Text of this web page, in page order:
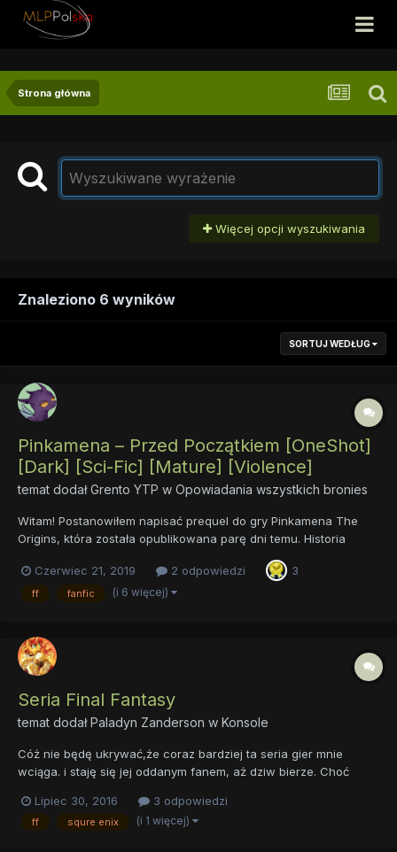
Strona główna
Więcej opcji wyszukiwania
Znaleziono 6 wyników
SORTUJ WEDŁUG
Pinkamena – Przed Początkiem [OneShot]
[Dark] [Sci-Fic] [Mature] [Violence]
temat dodałGrento YTP w Opowiadania wszystkich bronies
Witam! Postanowiłem napisać prequel do gry Pinkamena The
Origins, która została opublikowana parę dni temu. Historia
również o katastrofie, która zawisła nad Equestrią. Nasza
różowa klacz nie jest w stanie poradzi...
Czerwiec 21, 2019 2 odpowiedzi 3
ff fanfic (i 6 więcej)
Seria Final Fantasy
temat dodałPaladyn Zanderson w Konsole
Cóż nie będę ukrywać,że coraz bardziej ta seria gier mnie
wciąga. i staję się jej oddanym fanem, aż dziw bierze. Choć
była nie gra lecz film anime wchodzący w skład kompilacji FF7 :
Advent Children, co zaś do samych gier swoją przygodę z...
Lipiec 30, 2016 3 odpowiedzi
ff squre enix (i 1 więcej)